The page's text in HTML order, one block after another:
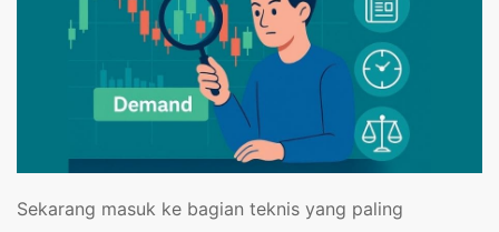
Sekarang masuk ke bagian teknis yang paling